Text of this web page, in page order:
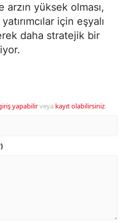
yüksek olması,
için eşyalı
daha stratejik bir
yapabilirveya kayıt olabilirsiniz.